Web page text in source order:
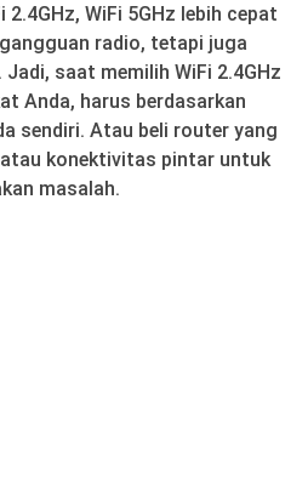
2.4GHz, WiFi 5GHz lebih cepat
radio, tetapi juga
saat memilih WiFi 2.4GHz
Anda, harus berdasarkan
sendiri. Atau beli router yang
konektivitas pintar untuk
masalah.